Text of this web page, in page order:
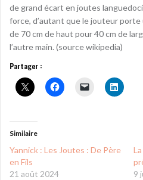
de grand écart en joutes
force, d’autant que le jouteur
de 70 cm de haut pour 40 cm de
l’autre main. (source wikipedia)
Partager :
Similaire
Yannick : Les Joutes : De Père
en Fils
21 août 2024
9